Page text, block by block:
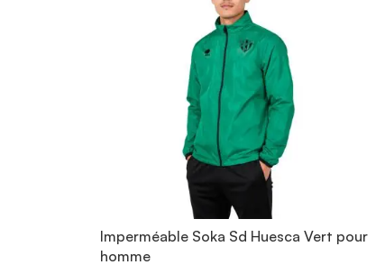
Imperméable Soka Sd Huesca Vert pour
homme